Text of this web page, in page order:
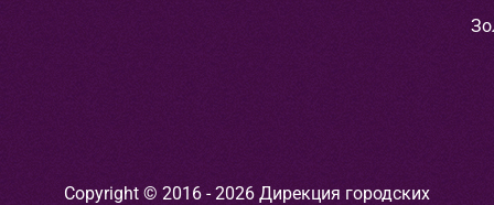
Copyright © 2016 - 2026 Дирекция городских